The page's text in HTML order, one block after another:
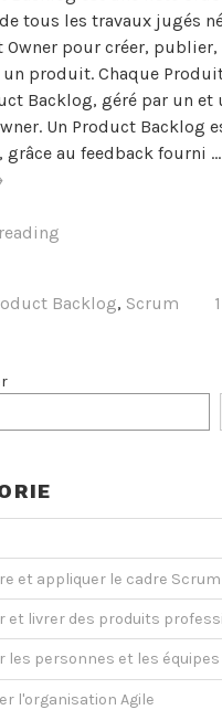
tous les travaux jugés
Owner pour créer,
produit. Chaque
Backlog, géré par un et
Un Product Backlog
grâce au feedback fourni …
Backlog, Scrum
et appliquer le cadre Scrum
et livrer des produits
les personnes et les équipes
l'organisation Agile